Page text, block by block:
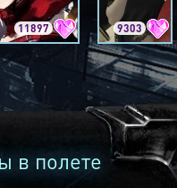
11897 9303
в полете